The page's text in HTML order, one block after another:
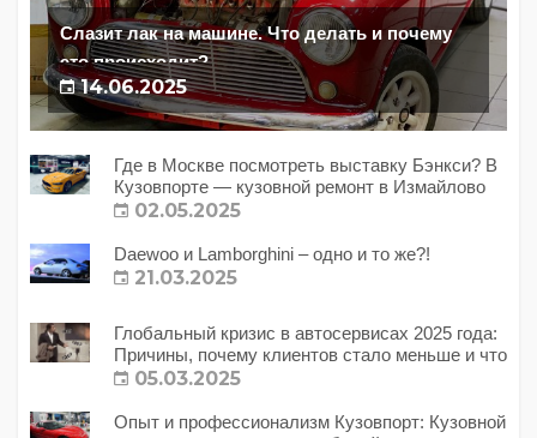
Слазит лак на машине. Что делать и почему
это происходит?
14.06.2025
Где в Москве посмотреть выставку Бэнкси? В
Кузовпорте — кузовной ремонт в Измайлово
02.05.2025
Daewoo и Lamborghini – одно и то же?!
21.03.2025
Глобальный кризис в автосервисах 2025 года:
Причины, почему клиентов стало меньше и что
с этим делать?
05.03.2025
Опыт и профессионализм Кузовпорт: Кузовной